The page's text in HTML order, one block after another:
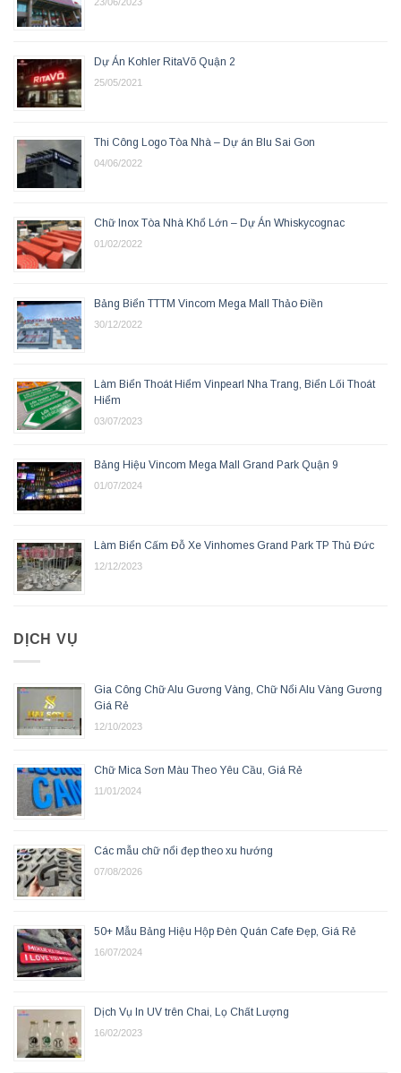
Dự Án Kohler RitaVõ Quận 2
25/05/2021
Thi Công Logo Tòa Nhà – Dự án Blu Sai Gon
04/06/2022
Chữ Inox Tòa Nhà Khổ Lớn – Dự Án Whiskycognac
01/02/2022
Bảng Biển TTTM Vincom Mega Mall Thảo Điền
30/12/2022
Làm Biển Thoát Hiểm Vinpearl Nha Trang, Biển Lối Thoát
Hiểm
03/07/2023
Bảng Hiệu Vincom Mega Mall Grand Park Quận 9
01/07/2024
Làm Biển Cấm Đỗ Xe Vinhomes Grand Park TP Thủ Đức
12/12/2023
DỊCH VỤ
Gia Công Chữ Alu Gương Vàng, Chữ Nổi Alu Vàng Gương
Giá Rẻ
12/10/2023
Chữ Mica Sơn Màu Theo Yêu Cầu, Giá Rẻ
11/01/2024
Các mẫu chữ nổi đẹp theo xu hướng
07/08/2026
50+ Mẫu Bảng Hiệu Hộp Đèn Quán Cafe Đẹp, Giá Rẻ
16/07/2024
Dịch Vụ In UV trên Chai, Lọ Chất Lượng
16/02/2023